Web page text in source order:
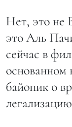
Нет, это не
это Аль
сейчас в
основанном
байопик о